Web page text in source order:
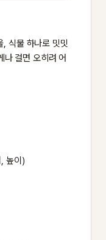
, 식물 하나로 밋밋
나 걸면 오히려 어
높이)